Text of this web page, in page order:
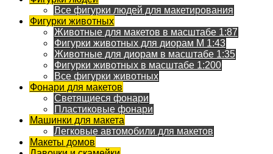
Все фигурки людей для макетирования
Фигурки животных
Животные для макетов в масштабе 1:87
Фигурки животных для диорам М 1:43
Животные для диорам в масштабе 1:35
Фигурки животных в масштабе 1:200
Все фигурки животных
Фонари для макетов
Светящиеся фонари
Пластиковые фонари
Машинки для макета
Легковые автомобили для макетов
Макеты домов